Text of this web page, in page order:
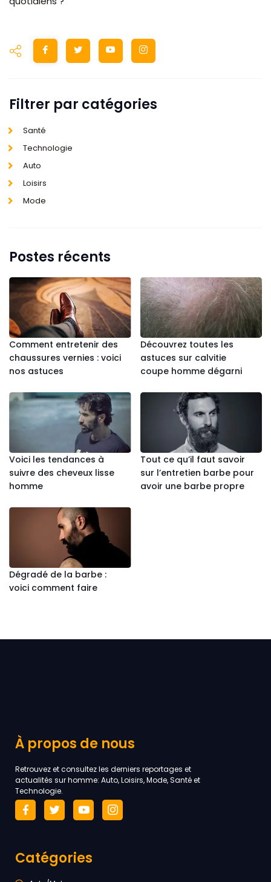
Filtrer par catégories
Santé
Technologie
Auto
Loisirs
Mode
Postes récents
Comment entretenir des
chaussures vernies : voici
nos astuces
Découvrez toutes les
astuces sur calvitie
coupe homme dégarni
Voici les tendances à
suivre des cheveux lisse
homme
Tout ce qu’il faut savoir
sur l’entretien barbe pour
avoir une barbe propre
Dégradé de la barbe :
voici comment faire
À propos de nous
Retrouvez et consultez les derniers reportages et
actualités sur homme: Auto, Loisirs, Mode, Santé et
Technologie.
Catégories